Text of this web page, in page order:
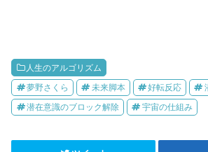
人生のアルゴリズム
夢野さくら 未来脚本 好転反応
潜在意識のブロック解除 宇宙の仕組み